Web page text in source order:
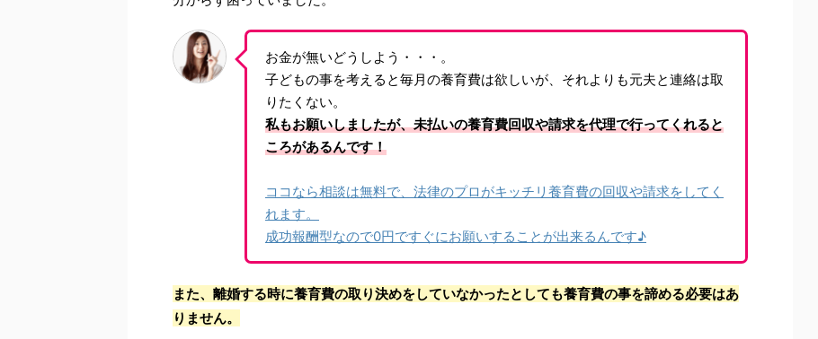
お金が無いどうしよう・・・。
子どもの事を考えると毎月の養育費は欲しいが、それよりも元夫と連絡は取
りたくない。
私もお願いしましたが、未払いの養育費回収や請求を代理で行ってくれると
ころがあるんです！
ココなら相談は無料で、法律のプロがキッチリ養育費の回収や請求をしてく
れます。
成功報酬型なので0円ですぐにお願いすることが出来るんです♪
また、離婚する時に養育費の取り決めをしていなかったとしても養育費の事を諦める必要はあ
りません。